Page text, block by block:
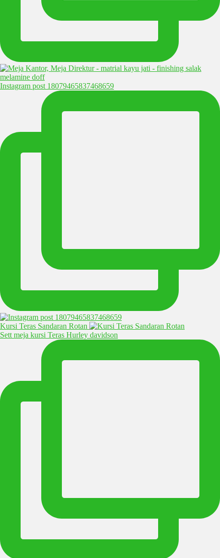
Instagram post 18079465837468659
Kursi Teras Sandaran Rotan
Sett meja kursi Teras Hurley davidson